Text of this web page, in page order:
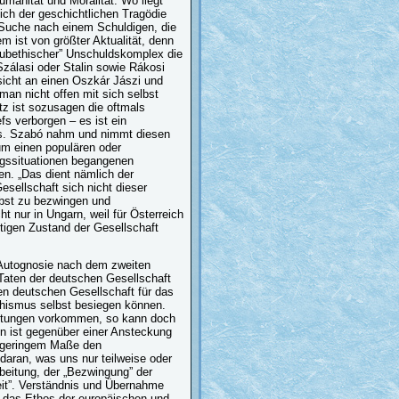
der geschichtlichen Tragödie
nach einem Schuldigen, die
ist von größter Aktualität, denn
Unschuldskomplex die
oder Stalin sowie Rákosi
an einen Oszkár Jászi und
nicht offen mit sich selbst
ist sozusagen die oftmals
verborgen – es ist ein
Szabó nahm und nimmt diesen
einen populären oder
begangenen
„Das dient nämlich der
sich nicht dieser
zu bezwingen und
nur in Ungarn, weil für Österreich
Zustand der Gesellschaft
nach dem zweiten
der deutschen Gesellschaft
deutschen Gesellschaft für das
selbst besiegen können.
vorkommen, so kann doch
ist gegenüber einer Ansteckung
Maße den
was uns nur teilweise oder
der „Bezwingung” der
Verständnis und Übernahme